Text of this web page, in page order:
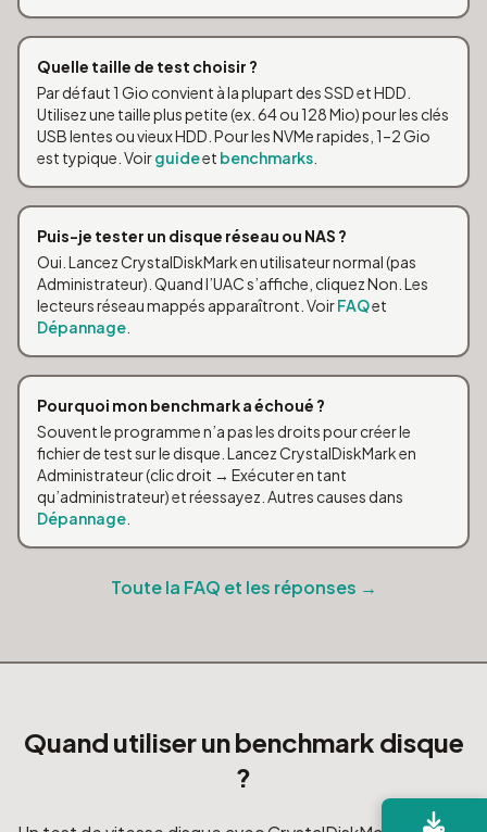
Quelle taille de test choisir ?
Par défaut 1 Gio convient à la plupart des SSD et HDD.
Utilisez une taille plus petite (ex. 64 ou 128 Mio) pour les clés
USB lentes ou vieux HDD. Pour les NVMe rapides, 1–2 Gio
est typique. Voirguideet benchmarks
Puis-je tester un disque réseau ou NAS ?
Oui. Lancez CrystalDiskMark en utilisateur normal (pas
Administrateur). Quand l’UAC s’affiche, cliquez Non. Les
lecteurs réseau mappés apparaîtront. VoirFAQet
Dépannage
Pourquoi mon benchmark a échoué ?
Souvent le programme n’a pas les droits pour créer le
fichier de test sur le disque. Lancez CrystalDiskMark en
Administrateur (clic droit → Exécuter en tant
qu’administrateur) et réessayez. Autres causes dans
Dépannage
Toute la FAQ et les réponses →
Quand utiliser un benchmark disque
?